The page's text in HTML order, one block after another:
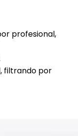
profesional,
filtrando por